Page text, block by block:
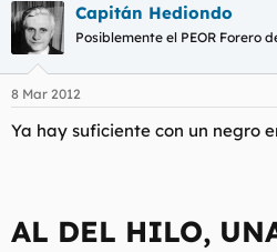
Capitán Hediondo
Posiblemente el PEOR Forero
8 Mar 2012
Ya hay suficiente con un negro
AL DEL HILO,